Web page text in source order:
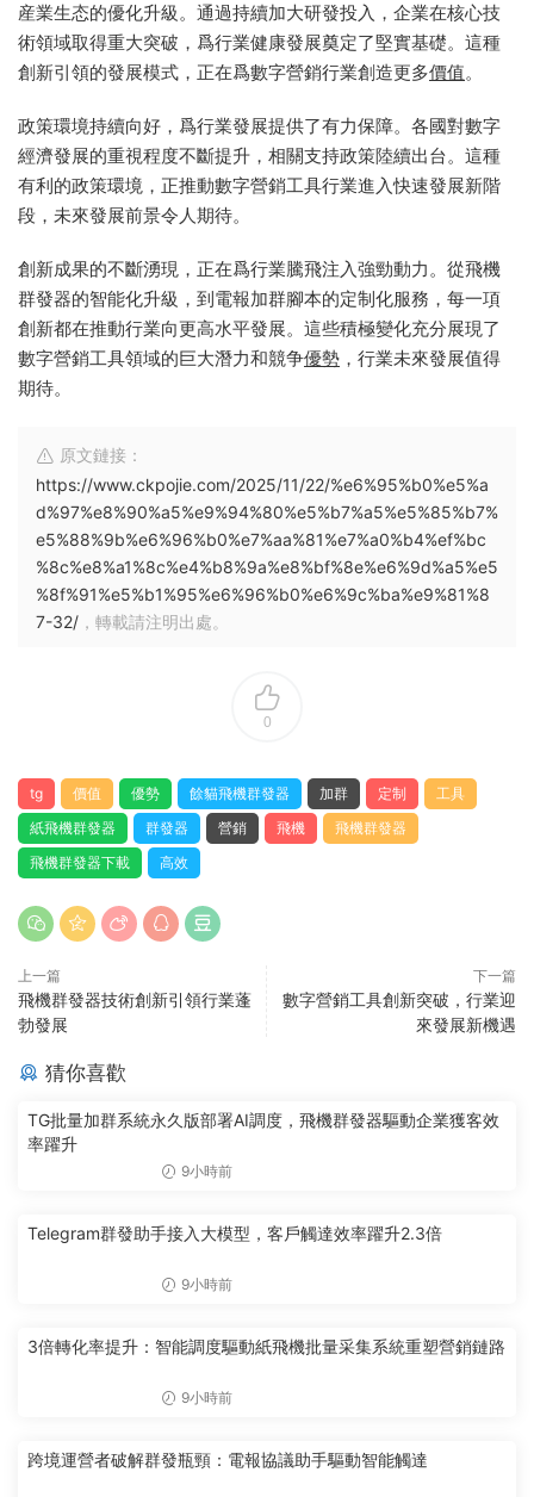
産業生态的優化升級。通過持續加大研發投入，企業在核心技
術領域取得重大突破，爲行業健康發展奠定了堅實基礎。這種
創新引領的發展模式，正在爲數字營銷行業創造更多價值。
政策環境持續向好，爲行業發展提供了有力保障。各國對數字
經濟發展的重視程度不斷提升，相關支持政策陸續出台。這種
有利的政策環境，正推動數字營銷工具行業進入快速發展新階
段，未來發展前景令人期待。
創新成果的不斷湧現，正在爲行業騰飛注入強勁動力。從飛機
群發器的智能化升級，到電報加群腳本的定制化服務，每一項
創新都在推動行業向更高水平發展。這些積極變化充分展現了
數字營銷工具領域的巨大潛力和競争優勢 ，行業未來發展值得
期待。
原文鏈接：
https://www.ckpojie.com/2025/11/22/%e6%95%b0%e5%a
d%97%e8%90%a5%e9%94%80%e5%b7%a5%e5%85%b7%
e5%88%9b%e6%96%b0%e7%aa%81%e7%a0%b4%ef%bc
%8c%e8%a1%8c%e4%b8%9a%e8%bf%8e%e6%9d%a5%e5
%8f%91%e5%b1%95%e6%96%b0%e6%9c%ba%e9%81%8
7-32/ ，轉載請注明出處。
0
tg 價值 優勢 餘貓飛機群發器 加群 定制
工具
紙飛機群發器
群發器 營銷 飛機
飛機群發器
飛機群發器下載
高效
上一篇
飛機群發器技術創新引領行業蓬
勃發展
下一篇
數字營銷工具創新突破，行業迎
來發展新機遇
猜你喜歡
TG批量加群系統永久版部署AI調度，飛機群發器驅動企業獲客效
率躍升
9小時前
Telegram群發助手接入大模型，客戶觸達效率躍升2.3倍
9小時前
3倍轉化率提升：智能調度驅動紙飛機批量采集系統重塑營銷鏈路
9小時前
跨境運營者破解群發瓶頸：電報協議助手驅動智能觸達